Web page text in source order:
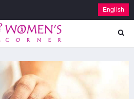
English